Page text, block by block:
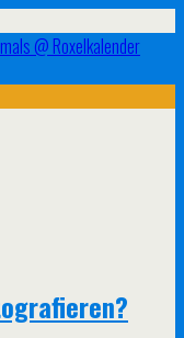
@ Roxelkalender